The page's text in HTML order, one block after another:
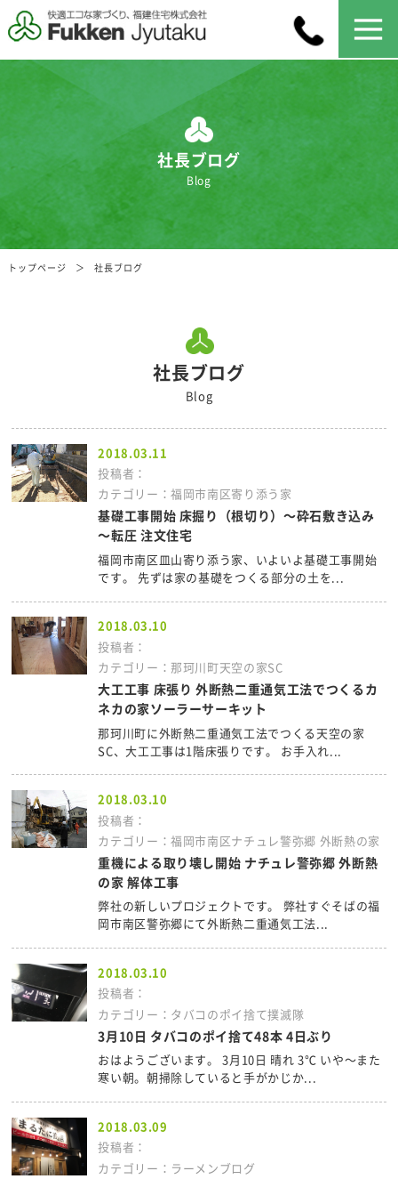
社長ブログ
Blog
トップページ 社長ブログ
社長ブログ
Blog
2018.03.11
投稿者：
カテゴリー：福岡市南区寄り添う家
基礎工事開始 床掘り（根切り）～砕石敷き込み
～転圧 注文住宅
福岡市南区皿山寄り添う家、いよいよ基礎工事開始
です。 先ずは家の基礎をつくる部分の土を...
2018.03.10
投稿者：
カテゴリー：那珂川町天空の家SC
大工工事 床張り 外断熱二重通気工法でつくるカ
ネカの家ソーラーサーキット
那珂川町に外断熱二重通気工法でつくる天空の家
SC、大工工事は1階床張りです。 お手入れ...
2018.03.10
投稿者：
カテゴリー：福岡市南区ナチュレ警弥郷 外断熱の家
重機による取り壊し開始 ナチュレ警弥郷 外断熱
の家 解体工事
弊社の新しいプロジェクトです。 弊社すぐそばの福
岡市南区警弥郷にて外断熱二重通気工法...
2018.03.10
投稿者：
カテゴリー：タバコのポイ捨て撲滅隊
3月10日 タバコのポイ捨て48本 4日ぶり
おはようございます。 3月10日 晴れ 3℃ いや～また
寒い朝。朝掃除していると手がかじか...
2018.03.09
投稿者：
カテゴリー：ラーメンブログ